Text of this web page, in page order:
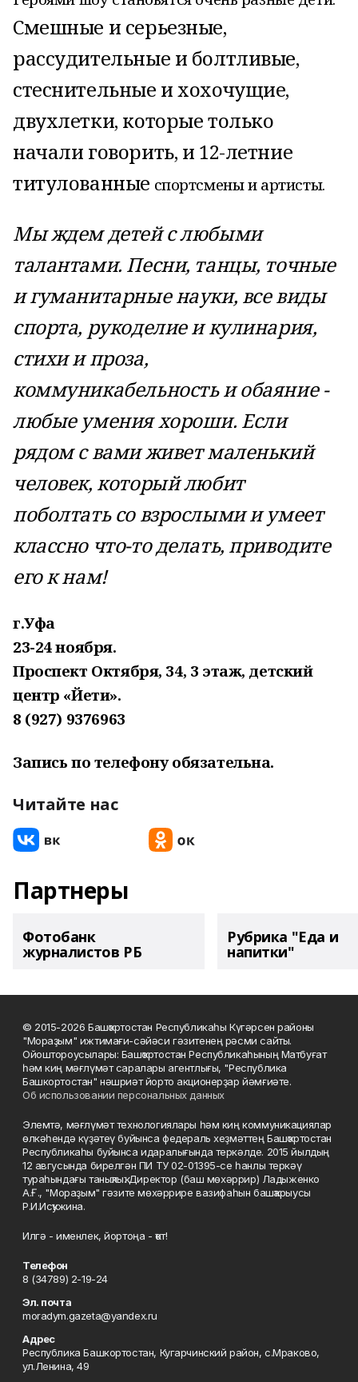
Смешные и серьезные,
рассудительные и болтливые,
стеснительные и хохочущие,
двухлетки, которые только
начали говорить, и 12-летние
титулованные спортсмены и артисты.
Мы ждем детей с любыми
талантами. Песни, танцы, точные
и гуманитарные науки, все виды
спорта, рукоделие и кулинария,
стихи и проза,
коммуникабельность и обаяние -
любые умения хороши. Если
рядом с вами живет маленький
человек, который любит
поболтать со взрослыми и умеет
классно что-то делать, приводите
его к нам!
г.Уфа
23-24 ноября.
Проспект Октября, 34, 3 этаж, детский
центр «Йети».
8 (927) 9376963
Запись по телефону обязательна.
Читайте нас
Партнеры
Фотобанк
журналистов РБ
Рубрика "Еда и
напитки"
© 2015-2026 Башҡортостан Республикаһы Күгәрсен районы
"Мораҙым" ижтимағи-сәйәси гәзитенең рәсми сайты.
Ойоштороусылары: Башҡортостан Республикаһының Матбуғат
һәм киң мәғлүмәт саралары агентлығы, "Республика
Башкортостан" нәшриәт йорто акционерҙар йәмғиәте.
Об использовании персональных данных
Элемтә, мәғлүмәт технологиялары һәм киң коммуникациялар
өлкәһендә күҙәтеү буйынса федераль хеҙмәттең Башҡортостан
Республикаһы буйынса идаралығында теркәлде. 2015 йылдың
12 авгусында бирелгән ПИ ТУ 02-01395-се һанлы теркәү
тураһындағы таныҡлыҡ. Директор (баш мөхәррир) Ладыженко
А.Ғ., "Мораҙым" гәзите мөхәррире вазифаһын башҡарыусы
Р.И.Исҡужина.
Илгә - именлек, йортоңа - ҡот!
Телефон
8 (34789) 2-19-24
Эл. почта
moradym.gazeta@yandex.ru
Адрес
Республика Башкортостан, Кугарчинский район, с.Мраково,
ул.Ленина, 49